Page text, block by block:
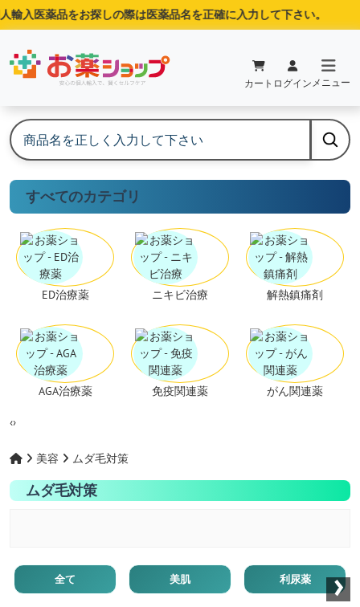
輸入医薬品をお探しの際は医薬品名を正確に入力して下さい。
カート ログイン メニュー
すべてのカテゴリ
ED治療薬
AGA治療薬
ニキビ治療
免疫関連薬
解熱鎮痛剤
がん関連薬
‹›
美容 ムダ毛対策
ムダ毛対策
全て 美肌 利尿薬 ›